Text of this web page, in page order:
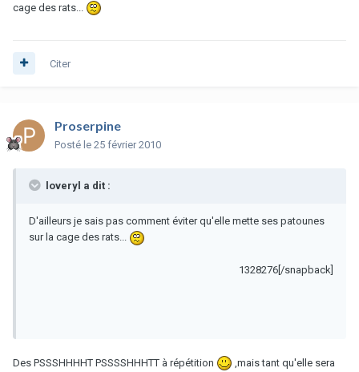
cage des rats...
Citer
Proserpine
Posté le 25 février 2010
loveryl a dit :
D'ailleurs je sais pas comment éviter qu'elle mette ses patounes
sur la cage des rats...
1328276[/snapback]
Des PSSSHHHHT PSSSSHHHTT à répétition
,mais tant qu'elle sera